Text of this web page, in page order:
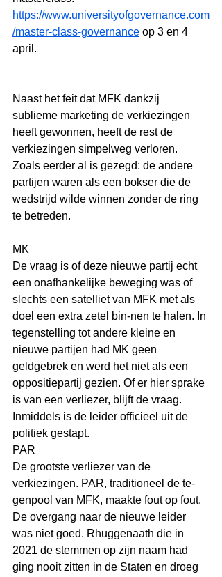
https://www.universityofgovernance.com
/master-class-governance op 3 en 4
april.
Naast het feit dat MFK dankzij
sublieme marketing de verkiezingen
heeft gewonnen, heeft de rest de
verkiezingen simpelweg verloren.
Zoals eerder al is gezegd: de andere
partijen waren als een bokser die de
wedstrijd wilde winnen zonder de ring
te betreden.
MK
De vraag is of deze nieuwe partij echt
een onafhankelijke beweging was of
slechts een satelliet van MFK met als
doel een extra zetel bin-nen te halen. In
tegenstelling tot andere kleine en
nieuwe partijen had MK geen
geldgebrek en werd het niet als een
oppositiepartij gezien. Of er hier sprake
is van een verliezer, blijft de vraag.
Inmiddels is de leider officieel uit de
politiek gestapt.
PAR
De grootste verliezer van de
verkiezingen. PAR, traditioneel de te-
genpool van MFK, maakte fout op fout.
De overgang naar de nieuwe leider
was niet goed. Rhuggenaath die in
2021 de stemmen op zijn naam had
ging nooit zitten in de Staten en droeg